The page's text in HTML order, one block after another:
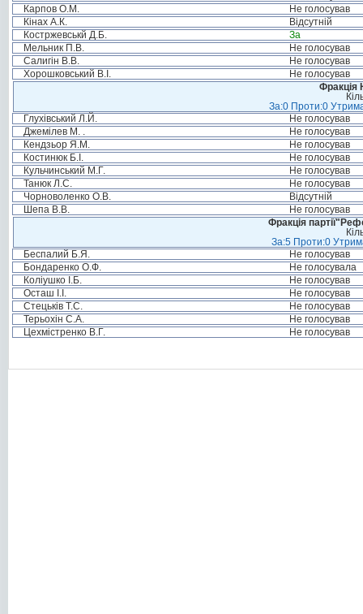
Карпов О.М.
Не голосував
Кінах А.К.
Відсутній
Костржевськй Д.Б.
За
Мельник П.В.
Не голосував
Салигін В.В.
Не голосував
Хорошковський В.І.
Не голосував
Фракція
За:0 Проти:0
Глухівський Л.Й.
Не голосував
Джемілев М. .
Не голосував
Кендзьор Я.М.
Не голосував
Костинюк Б.І.
Не голосував
Кульчинський М.Г.
Не голосував
Танюк Л.С.
Не голосував
Чорноволенко О.В.
Відсутній
Шепа В.В.
Не голосував
Фракція
За:5 Проти:0
Беспалий Б.Я.
Не голосував
Бондаренко О.Ф.
Не голосувала
Коліушко І.Б.
Не голосував
Осташ І.І.
Не голосував
Стецьків Т.С.
Не голосував
Терьохін С.А.
Не голосував
Цехмістренко В.Г.
Не голосував